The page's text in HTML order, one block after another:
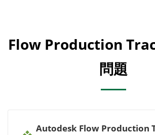
Flow Production
問題
Autodesk Flow Production